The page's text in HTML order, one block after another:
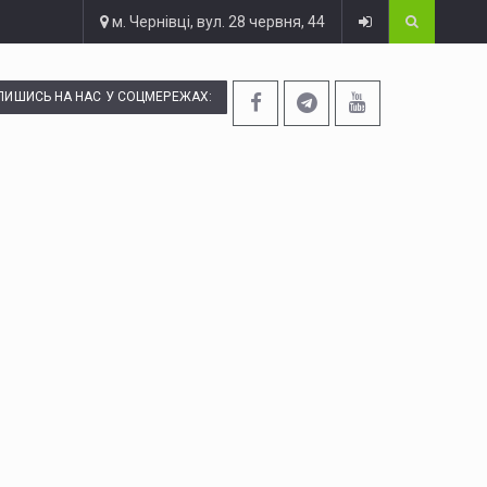
м. Чернівці, вул. 28 червня, 44
НА НАС У СОЦМЕРЕЖАХ: